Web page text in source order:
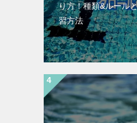
り方！種類&ルール
習方法